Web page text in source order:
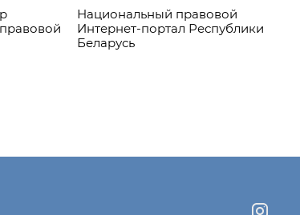
Национальный правовой
Интернет-портал Республики
Беларусь